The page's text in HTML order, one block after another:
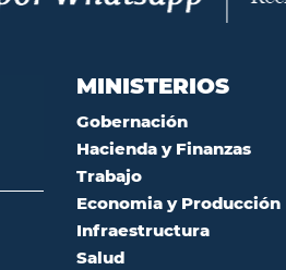
MINISTERIOS
Gobernación
Hacienda y Finanzas
Trabajo
Economia y Producción
Infraestructura
Salud